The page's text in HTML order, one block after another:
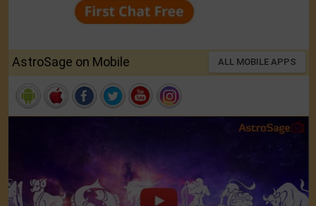
AstroSage on Mobile ALL MOBILE APPS